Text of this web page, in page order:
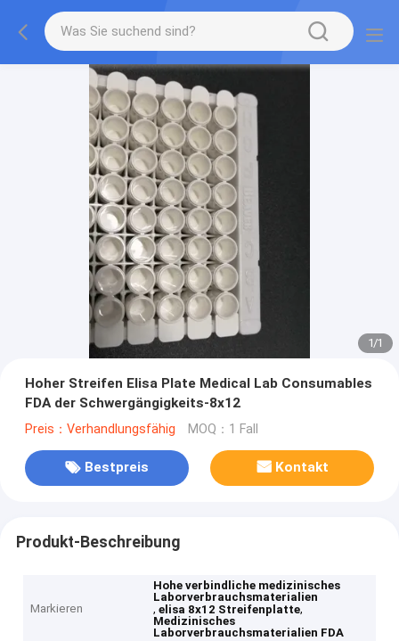
1/1
Hoher Streifen Elisa Plate Medical Lab Consumables
FDA der Schwergängigkeits-8x12
Preis：Verhandlungsfähig MOQ：1 Fall
Bestpreis Kontakt
Produkt-Beschreibung
Markieren
Hohe verbindliche medizinisches
Laborverbrauchsmaterialien
,elisa 8x12 Streifenplatte,
Medizinisches
Laborverbrauchsmaterialien FDA